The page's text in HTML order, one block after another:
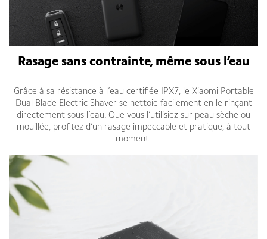
Rasage sans contrainte, même sous l’eau
Grâce à sa résistance à l’eau certifiée IPX7, le Xiaomi Portable
Dual Blade Electric Shaver se nettoie facilement en le rinçant
directement sous l’eau. Que vous l’utilisiez sur peau sèche ou
mouillée, profitez d’un rasage impeccable et pratique, à tout
moment.